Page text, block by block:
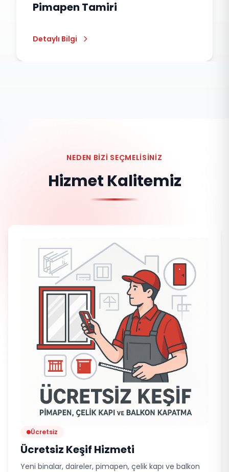
Pimapen Tamiri
Detaylı Bilgi
NEDEN BIZI SEÇMELISINIZ
Hizmet Kalitemiz
Ücretsiz
Ücretsiz Keşif Hizmeti
Yeni binalar, daireler, pimapen, çelik kapı ve balkon